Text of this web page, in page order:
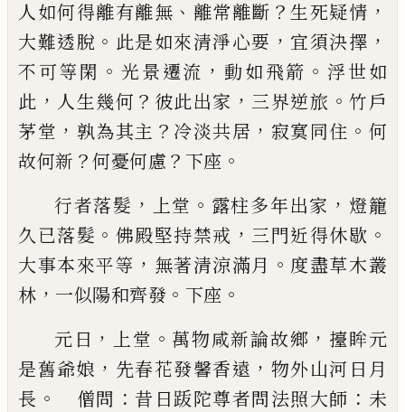
人如何得離有離無 、 離常離斷 ？生死疑情 ，
大難透脫 。 此是如來清淨心要 ， 宜須決擇 ，
不可等閑 。 光景遷流 ， 動如飛箭 。 浮世如
此 ， 人生幾何 ？ 彼此出家 ， 三界逆旅 。竹戶
茅堂 ， 孰為其主 ？ 冷淡共居 ， 寂寞同住 。 何
故何新 ？何憂何慮 ？ 下座 。
行者落髮 ， 上堂 。 露柱多年出家 ， 燈籠
久已落髮 。 佛殿堅持禁戒 ， 三門近得休歇 。
大事本來平等 ， 無著清涼滿月 。 度盡草木叢
林 ， 一似陽和齊發 。 下座 。
元日 ， 上堂 。 萬物咸新論故鄉 ， 擡眸元
是舊爺娘 ， 先春花發馨香遠 ， 物外山河日月
長 。 僧問 ： 昔日䟦陀尊者問法照大師 ： 未